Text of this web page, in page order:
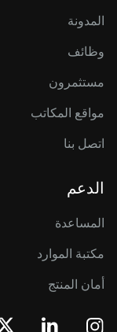
المدونة
وظائف
مستثمرون
مواقع المكاتب
اتصل بنا
الدعم
المساعدة
مكتبة الموارد
أمان المنتج